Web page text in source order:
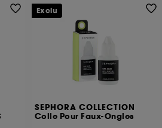
SEPHORA COLLECTION
Colle Pour Faux-Ongles
Exclu
techniques, le dépôt et la
requiert votre accord. Vous
vos choix concernant le dépôt
au bouton "personnaliser mes
décider de "tout accepter".
les informations de
lors de votre activité en ligne
refuser tous les cookies, cliques